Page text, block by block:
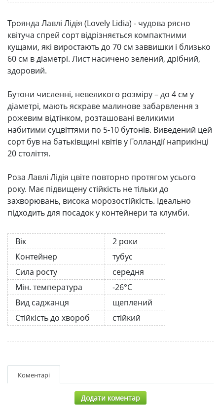
Троянда Лавлі Лідія (Lovely Lidia) - чудова рясно
квітуча спрей сорт відрізняється компактними
кущами, які виростають до 70 см заввишки і близько
60 см в діаметрі. Лист насичено зелений, дрібний,
здоровий.
Бутони численні, невеликого розміру – до 4 см у
діаметрі, мають яскраве малинове забарвлення з
рожевим відтінком, розташовані великими
набитими суцвіттями по 5-10 бутонів. Виведений цей
сорт був на батьківщині квітів у Голландії наприкінці
20 століття.
Роза Лавлі Лідія цвіте повторно протягом усього
року. Має підвищену стійкість не тільки до
захворювань, висока морозостійкість. Ідеально
підходить для посадок у контейнери та клумби.
Вік
2 роки
Контейнер
тубус
Сила росту
середня
Мін. температура
-26°C
Вид саджанця
щеплений
Стійкість до хвороб
стійкий
Коментарі
Додати коментар